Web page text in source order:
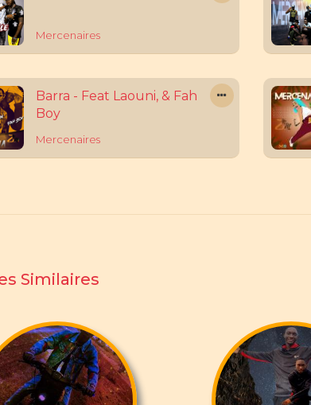
Mercenaires
Barra - Feat Laouni, & Fah
Boy
Mercenaires
Similaires